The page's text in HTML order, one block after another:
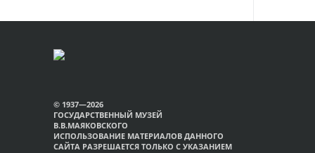
© 1937—2026
ГОСУДАРСТВЕННЫЙ МУЗЕЙ
В.В.МАЯКОВСКОГО
ИСПОЛЬЗОВАНИЕ МАТЕРИАЛОВ ДАННОГО
САЙТА РАЗРЕШАЕТСЯ ТОЛЬКО С УКАЗАНИЕМ